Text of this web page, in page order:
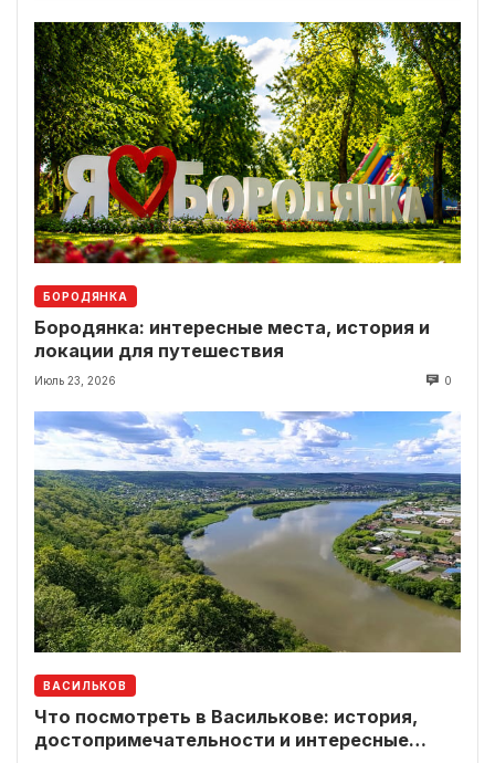
БОРОДЯНКА
Бородянка: интересные места, история и
локации для путешествия
Июль 23, 2026 0
ВАСИЛЬКОВ
Что посмотреть в Василькове: история,
достопримечательности и интересные